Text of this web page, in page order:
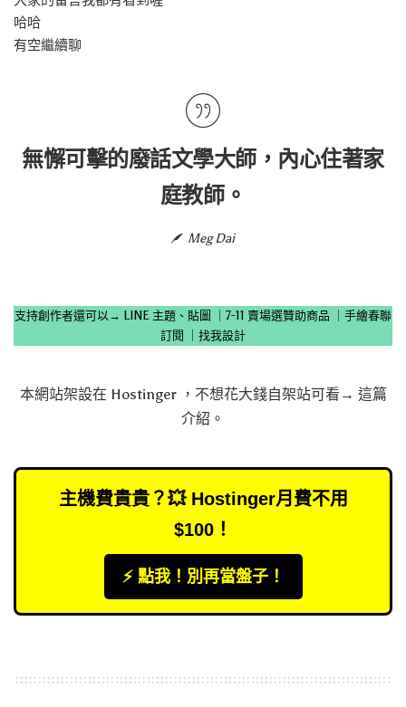
哈哈
有空繼續聊
無懈可擊的廢話文學大師，內心住著家
庭教師。
Meg Dai
支持創作者還可以→ LINE 主題、貼圖 7-11 賣場選贊助商品
手繪春聯
訂閱
找我設計
本網站架設在 Hostinger，不想花大錢自架站可看→ 這篇
介紹 。
主機費貴貴？💥 Hostinger月費不用
$100！
⚡️ 點我！別再當盤子！